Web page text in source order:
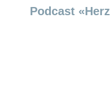
Podcast